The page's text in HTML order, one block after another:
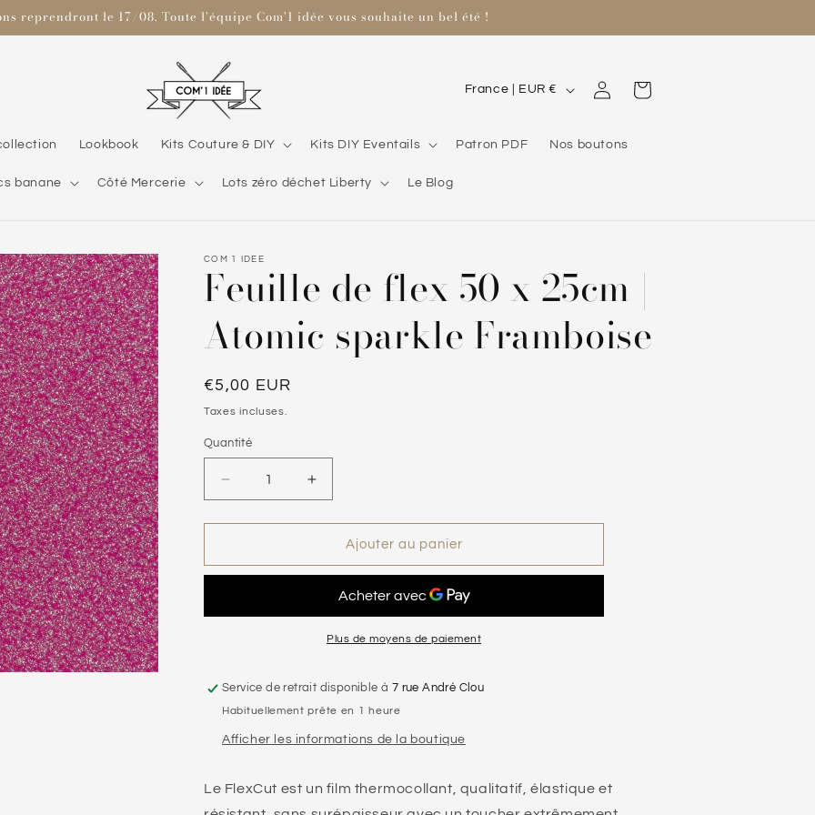
reprendront le 17/08. Toute l'équipe Com'1 idée vous souhaite un bel été !
Lookbook Kits Couture & DIY Kits DIY Eventails Patron PDF Nos boutons
banane Côté Mercerie Lots zéro déchet Liberty Le Blog
P
y
/
g
o
France | EUR € ConnexionPanier
COM 1 IDEE
Feuille de flex 50 x 25cm |
Atomic sparkle Framboise
Prix
habituel
€5,00 EUR
Taxes incluses.
Quantité
Réduire
la
quantité
Feuille
50
Atomic
sparkle
Framboise
Augmenter
la
quantité
Feuille
50
|
Atomic
sparkle
Framboise
Ajouter au panier
Plus de moyens de paiement
Service de retrait disponible à 7 rue André Clou
Habituellement prête en 1 heure
Afficher les informations de la boutique
Le FlexCut est un film thermocollant, qualitatif, élastique et